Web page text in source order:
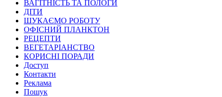
ВАГІТНІСТЬ ТА ПОЛОГИ
ДІТИ
ШУКАЄМО РОБОТУ
ОФІСНИЙ ПЛАНКТОН
РЕЦЕПТИ
ВЕГЕТАРІАНСТВО
КОРИСНІ ПОРАДИ
Доступ
Контакти
Реклама
Пошук